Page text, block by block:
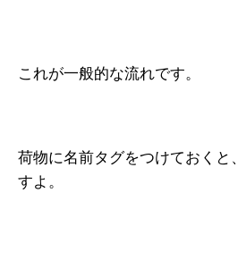
これが一般的な流れです。
荷物に名前タグをつけておくと
すよ。